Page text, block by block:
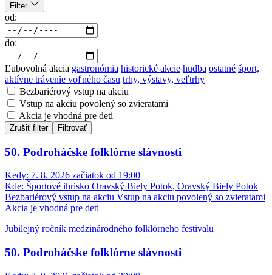
Filter
od:
do:
Ľubovolná akcia gastronómia historické akcie hudba ostatné šport,
aktívne trávenie voľného času trhy, výstavy, veľtrhy
Bezbariérový vstup na akciu
Vstup na akciu povolený so zvieratami
Akcia je vhodná pre deti
Zrušiť filter Filtrovať
50. Podroháčske folklórne slávnosti
Kedy: 7. 8. 2026 začiatok od 19:00
Kde: Športové ihrisko Oravský Biely Potok, Oravský Biely Potok
Bezbariérový vstup na akciu Vstup na akciu povolený so zvieratami
Akcia je vhodná pre deti
Jubilejný ročník medzinárodného folklórneho festivalu
50. Podroháčske folklórne slávnosti